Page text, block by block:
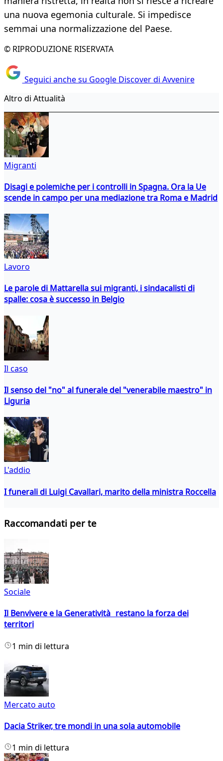
una nuova egemonia culturale. Si impedisce
semmai una normalizzazione del Paese.
© RIPRODUZIONE RISERVATA
Seguici anche su Google Discover di Avvenire
Altro di Attualità
Migranti
Disagi e polemiche per i controlli in Spagna. Ora la Ue
scende in campo per una mediazione tra Roma e Madrid
Lavoro
Le parole di Mattarella sui migranti, i sindacalisti di
spalle: cosa è successo in Belgio
Il caso
Il senso del "no" al funerale del "venerabile maestro" in
Liguria
L'addio
I funerali di Luigi Cavallari, marito della ministra Roccella
Raccomandati per te
Sociale
Il Benvivere e la Generatività restano la forza dei
territori
1 min di lettura
Mercato auto
Dacia Striker, tre mondi in una sola automobile
1 min di lettura